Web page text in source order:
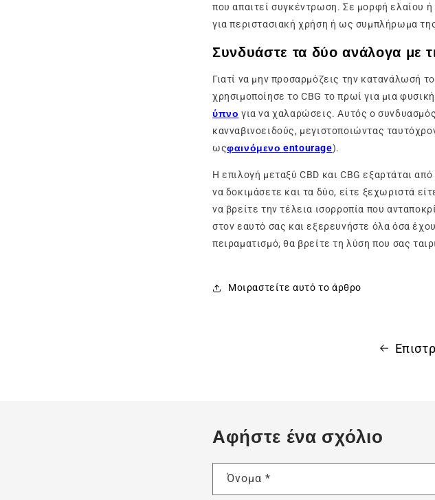
που απαιτεί συγκέντρωση. Σε μορφή ελαίου
για περιστασιακή χρήση ή ως συμπλήρωμα
Συνδυάστε τα δύο ανάλογα με
Γιατί να μην προσαρμόζεις την κατανάλωσή
χρησιμοποίησε το CBG το πρωί για μια
ύπνο για να χαλαρώσεις. Αυτός ο
κανναβινοειδούς, μεγιστοποιώντας
ωςφαινόμενο entourage).
Η επιλογή μεταξύ CBD και CBG εξαρτάται
να δοκιμάσετε και τα δύο, είτε ξεχωριστά
να βρείτε την τέλεια ισορροπία που
στον εαυτό σας και εξερευνήστε όλα όσα
πειραματισμό, θα βρείτε τη λύση που σας
Μοιραστείτε αυτό το άρθρο
Αφήστε ένα σχόλιο
Όνομα *